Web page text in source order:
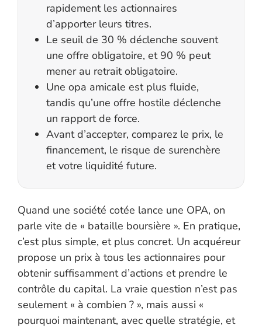
rapidement les actionnaires
d’apporter leurs titres.
Le seuil de 30 % déclenche souvent
une offre obligatoire, et 90 % peut
mener au retrait obligatoire.
Une opa amicale est plus fluide,
tandis qu’une offre hostile déclenche
un rapport de force.
Avant d’accepter, comparez le prix, le
financement, le risque de surenchère
et votre liquidité future.
Quand une société cotée lance une OPA, on
parle vite de « bataille boursière ». En pratique,
c’est plus simple, et plus concret. Un acquéreur
propose un prix à tous les actionnaires pour
obtenir suffisamment d’actions et prendre le
contrôle du capital. La vraie question n’est pas
seulement « à combien ? », mais aussi «
pourquoi maintenant, avec quelle stratégie, et